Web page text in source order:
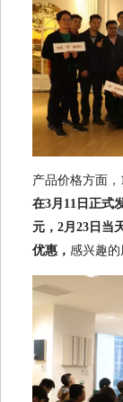
产品价格方面，
在3月11日正式
元，2月23日当
优惠， 感兴趣的